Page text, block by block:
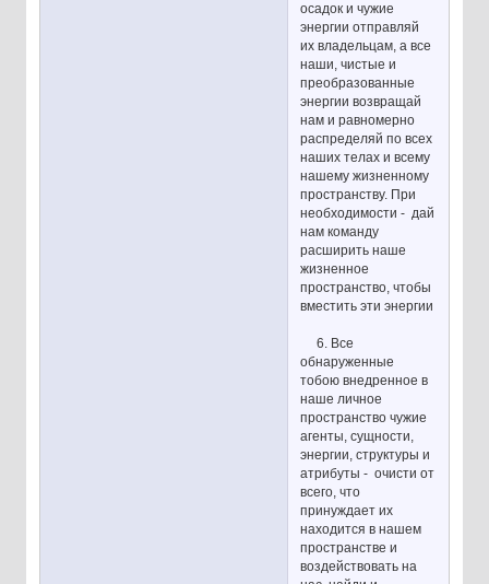
осадок и чужие
энергии отправляй
их владельцам, а все
наши, чистые и
преобразованные
энергии возвращай
нам и равномерно
распределяй по всех
наших телах и всему
нашему жизненному
пространству. При
необходимости - дай
нам команду
расширить наше
жизненное
пространство, чтобы
вместить эти энергии
6. Все
обнаруженные
тобою внедренное в
наше личное
пространство чужие
агенты, сущности,
энергии, структуры и
атрибуты - очисти от
всего, что
принуждает их
находится в нашем
пространстве и
воздействовать на